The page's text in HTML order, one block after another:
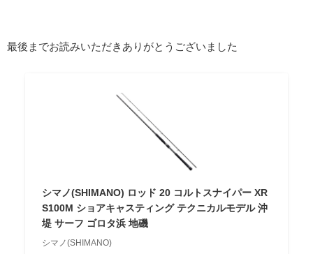
最後までお読みいただきありがとうございました
シマノ(SHIMANO) ロッド 20 コルトスナイパー XR
S100M ショアキャスティング テクニカルモデル 沖
堤 サーフ ゴロタ浜 地磯
シマノ(SHIMANO)